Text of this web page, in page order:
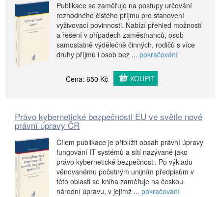
Publikace se zaměřuje na postupy určování
rozhodného čistého příjmu pro stanovení
vyživovací povinnosti. Nabízí přehled možností
a řešení v případech zaměstnanců, osob
samostatně výdělečně činných, rodičů s více
druhy příjmů i osob bez ... pokračování
Cena: 650 Kč KOUPIT
Právo kybernetické bezpečnosti EU ve světle nové
právní úpravy ČR
Cílem publikace je přiblížit obsah právní úpravy
fungování IT systémů a sítí nazývané jako
právo kybernetické bezpečnosti. Po výkladu
věnovanému početným unijním předpisům v
této oblasti se kniha zaměřuje na českou
národní úpravu, v jejímž ... pokračování